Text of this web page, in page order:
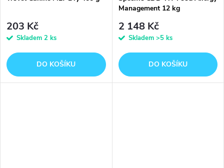
203 Kč
Skladem 2 ks
DO KOŠÍKU
Management 12 kg
2 148 Kč
Skladem >5 ks
DO KOŠÍKU